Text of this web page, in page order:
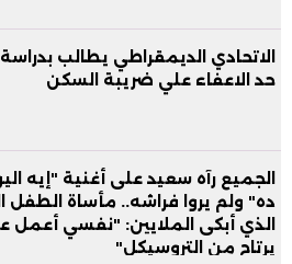
الاتحادي الديمقراطي يطالب
حد الاعفاء علي ضريبة السكن
الجميع رآه سعيد على أغنية "إيه
ده" ولم يروا فراشه.. مأساة الطفل
الذي أبكى الملايين: "نفسي أعمل
يرتاح من التروسيكل"